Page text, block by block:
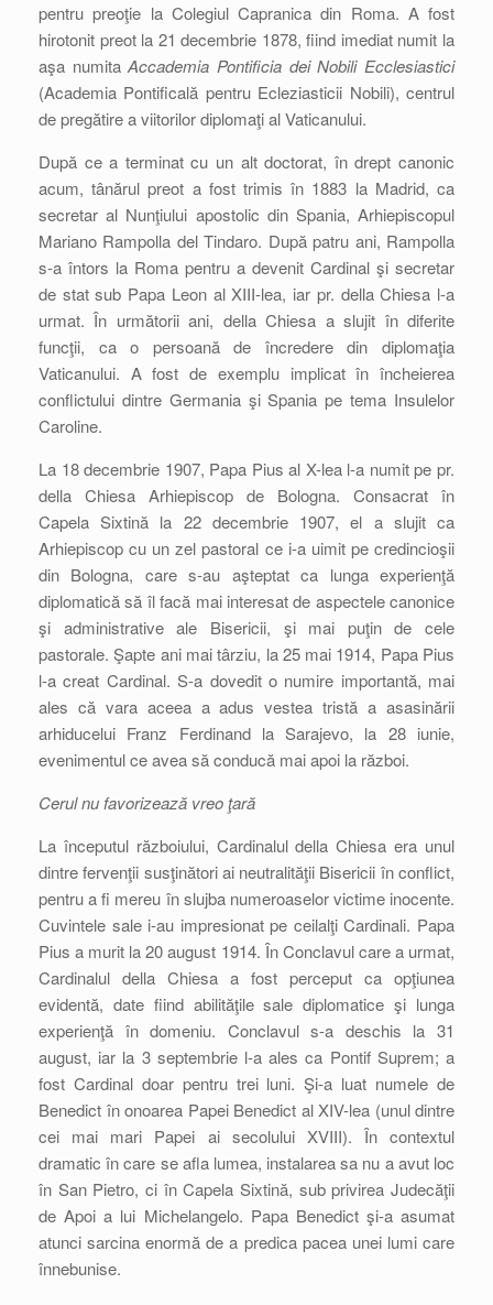
pentru preoţie la Colegiul Capranica din Roma. A fost
hirotonit preot la 21 decembrie 1878, fiind imediat numit la
aşa numitaAccademia Pontificia dei Nobili Ecclesiastici
(Academia Pontificală pentru Ecleziasticii Nobili), centrul
de pregătire a viitorilor diplomaţi al Vaticanului.
După ce a terminat cu un alt doctorat, în drept canonic
acum, tânărul preot a fost trimis în 1883 la Madrid, ca
secretar al Nunţiului apostolic din Spania, Arhiepiscopul
Mariano Rampolla del Tindaro. După patru ani, Rampolla
s-a întors la Roma pentru a devenit Cardinal şi secretar
de stat sub Papa Leon al XIII-lea, iar pr. della Chiesa l-a
urmat. În următorii ani, della Chiesa a slujit în diferite
funcţii, ca o persoană de încredere din diplomaţia
Vaticanului. A fost de exemplu implicat în încheierea
conflictului dintre Germania şi Spania pe tema Insulelor
Caroline.
La 18 decembrie 1907, Papa Pius al X-lea l-a numit pe pr.
della Chiesa Arhiepiscop de Bologna. Consacrat în
Capela Sixtină la 22 decembrie 1907, el a slujit ca
Arhiepiscop cu un zel pastoral ce i-a uimit pe credincioşii
din Bologna, care s-au aşteptat ca lunga experienţă
diplomatică să îl facă mai interesat de aspectele canonice
şi administrative ale Bisericii, şi mai puţin de cele
pastorale. Şapte ani mai târziu, la 25 mai 1914, Papa Pius
l-a creat Cardinal. S-a dovedit o numire importantă, mai
ales că vara aceea a adus vestea tristă a asasinării
arhiducelui Franz Ferdinand la Sarajevo, la 28 iunie,
evenimentul ce avea să conducă mai apoi la război.
Cerul nu favorizează vreo ţară
La începutul războiului, Cardinalul della Chiesa era unul
dintre fervenţii susţinători ai neutralităţii Bisericii în conflict,
pentru a fi mereu în slujba numeroaselor victime inocente.
Cuvintele sale i-au impresionat pe ceilalţi Cardinali. Papa
Pius a murit la 20 august 1914. În Conclavul care a urmat,
Cardinalul della Chiesa a fost perceput ca opţiunea
evidentă, date fiind abilităţile sale diplomatice şi lunga
experienţă în domeniu. Conclavul s-a deschis la 31
august, iar la 3 septembrie l-a ales ca Pontif Suprem; a
fost Cardinal doar pentru trei luni. Şi-a luat numele de
Benedict în onoarea Papei Benedict al XIV-lea (unul dintre
cei mai mari Papei ai secolului XVIII). În contextul
dramatic în care se afla lumea, instalarea sa nu a avut loc
în San Pietro, ci în Capela Sixtină, sub privirea Judecăţii
de Apoi a lui Michelangelo. Papa Benedict şi-a asumat
atunci sarcina enormă de a predica pacea unei lumi care
înnebunise.